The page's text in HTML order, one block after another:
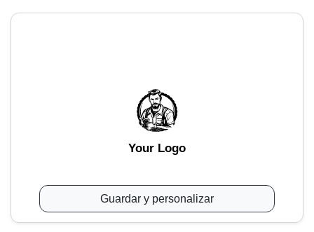
Your Logo
Guardar y personalizar